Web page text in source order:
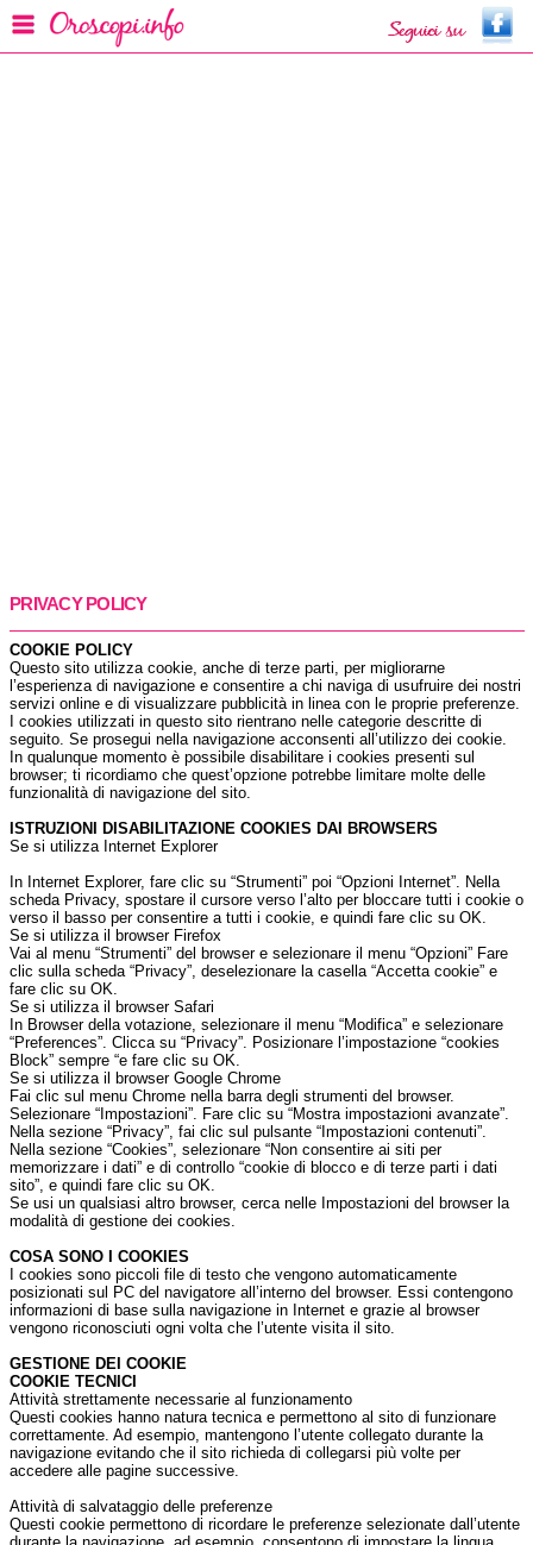
PRIVACY POLICY
COOKIE POLICY
Questo sito utilizza cookie, anche di terze parti, per migliorarne
l’esperienza di navigazione e consentire a chi naviga di usufruire dei nostri
servizi online e di visualizzare pubblicità in linea con le proprie preferenze.
I cookies utilizzati in questo sito rientrano nelle categorie descritte di
seguito. Se prosegui nella navigazione acconsenti all’utilizzo dei cookie.
In qualunque momento è possibile disabilitare i cookies presenti sul
browser; ti ricordiamo che quest’opzione potrebbe limitare molte delle
funzionalità di navigazione del sito.
ISTRUZIONI DISABILITAZIONE COOKIES DAI BROWSERS
Se si utilizza Internet Explorer
In Internet Explorer, fare clic su “Strumenti” poi “Opzioni Internet”. Nella
scheda Privacy, spostare il cursore verso l’alto per bloccare tutti i cookie o
verso il basso per consentire a tutti i cookie, e quindi fare clic su OK.
Se si utilizza il browser Firefox
Vai al menu “Strumenti” del browser e selezionare il menu “Opzioni” Fare
clic sulla scheda “Privacy”, deselezionare la casella “Accetta cookie” e
fare clic su OK.
Se si utilizza il browser Safari
In Browser della votazione, selezionare il menu “Modifica” e selezionare
“Preferences”. Clicca su “Privacy”. Posizionare l’impostazione “cookies
Block” sempre “e fare clic su OK.
Se si utilizza il browser Google Chrome
Fai clic sul menu Chrome nella barra degli strumenti del browser.
Selezionare “Impostazioni”. Fare clic su “Mostra impostazioni avanzate”.
Nella sezione “Privacy”, fai clic sul pulsante “Impostazioni contenuti”.
Nella sezione “Cookies”, selezionare “Non consentire ai siti per
memorizzare i dati” e di controllo “cookie di blocco e di terze parti i dati
sito”, e quindi fare clic su OK.
Se usi un qualsiasi altro browser, cerca nelle Impostazioni del browser la
modalità di gestione dei cookies.
COSA SONO I COOKIES
I cookies sono piccoli file di testo che vengono automaticamente
posizionati sul PC del navigatore all’interno del browser. Essi contengono
informazioni di base sulla navigazione in Internet e grazie al browser
vengono riconosciuti ogni volta che l’utente visita il sito.
GESTIONE DEI COOKIE
COOKIE TECNICI
Attività strettamente necessarie al funzionamento
Questi cookies hanno natura tecnica e permettono al sito di funzionare
correttamente. Ad esempio, mantengono l’utente collegato durante la
navigazione evitando che il sito richieda di collegarsi più volte per
accedere alle pagine successive.
Attività di salvataggio delle preferenze
Questi cookie permettono di ricordare le preferenze selezionate dall’utente